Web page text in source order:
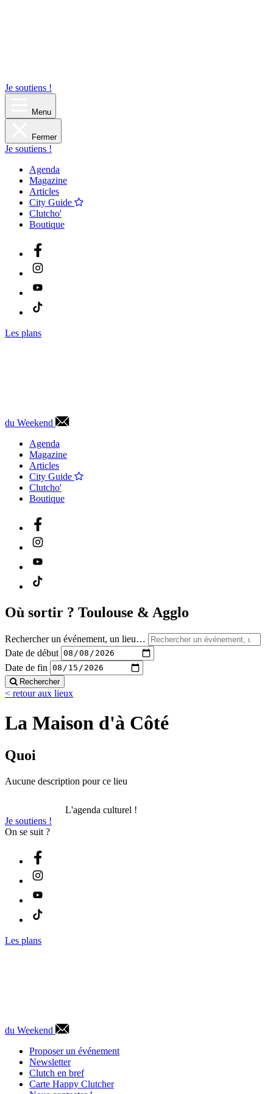
Je soutiens !
Menu
Fermer
Je soutiens !
Agenda
Magazine
Articles
City Guide
Clutcho'
Boutique
Les plans
du Weekend
Agenda
Magazine
Articles
City Guide
Clutcho'
Boutique
Où sortir ? Toulouse & Agglo
Rechercher un événement, un lieu…
Date de début
Date de fin
Rechercher
< retour aux lieux
La Maison d'à Côté
Quoi
Aucune description pour ce lieu
L'agenda culturel !
Je soutiens !
On se suit ?
Les plans
du Weekend
Proposer un événement
Newsletter
Clutch en bref
Carte Happy Clutcher